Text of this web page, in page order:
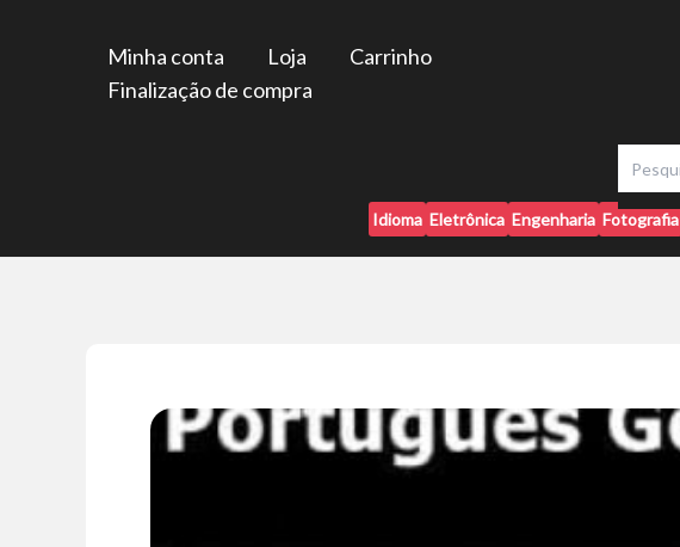
Minha conta Loja
Carrinho
Finalização de compra
Idioma Eletrônica Engenharia Fotografia